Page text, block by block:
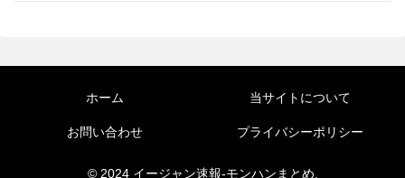
ホーム 当サイトについて
お問い合わせ プライバシーポリシー
© 2024 イージャン速報-モンハンまとめ.